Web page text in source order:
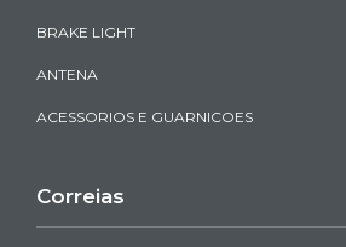
BRAKE LIGHT
ANTENA
ACESSORIOS E GUARNICOES
Correias